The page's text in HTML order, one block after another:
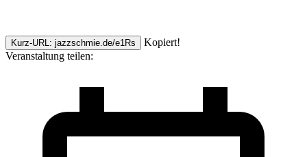
Kurz-URL: jazzschmie.de/e1Rs
Kopiert!
Veranstaltung teilen: